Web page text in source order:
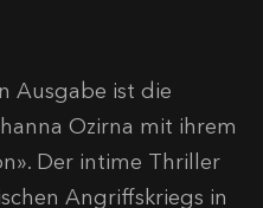
Ausgabe ist die
Ozirna mit ihrem
Der intime Thriller
Angriffskriegs in